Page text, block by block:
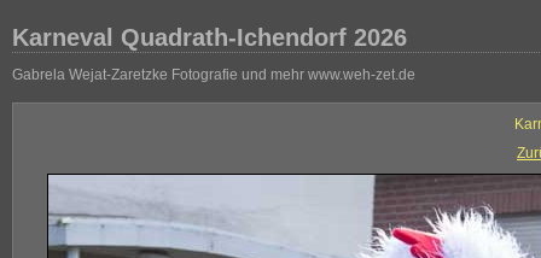
Karneval Quadrath-Ichendorf 2026
Gabrela Wejat-Zaretzke Fotografie und mehr www.weh-zet.de